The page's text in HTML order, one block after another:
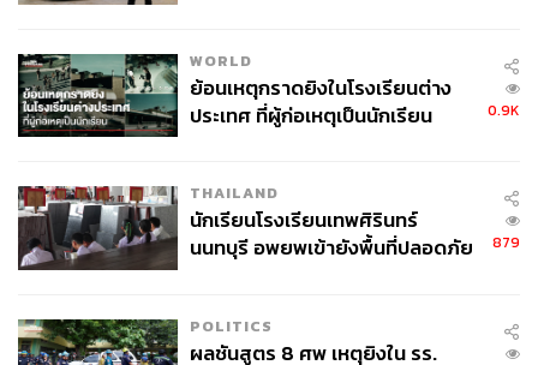
WORLD
ย้อนเหตุกราดยิงในโรงเรียนต่าง
ประเทศ ที่ผู้ก่อเหตุเป็นนักเรียน
0.9K
THAILAND
นักเรียนโรงเรียนเทพศิรินทร์
นนทบุรี อพยพเข้ายังพื้นที่ปลอดภัย
879
POLITICS
ผลชันสูตร 8 ศพ เหตุยิงใน รร.